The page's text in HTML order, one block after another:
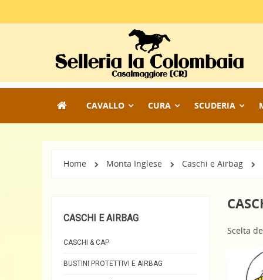
CAVALLO CURA SCUDERIA
Home Monta Inglese Caschi e Airbag
CASCHI E AIRBAG
CASCHI & CAP
BUSTINI PROTETTIVI E AIRBAG
Scelta